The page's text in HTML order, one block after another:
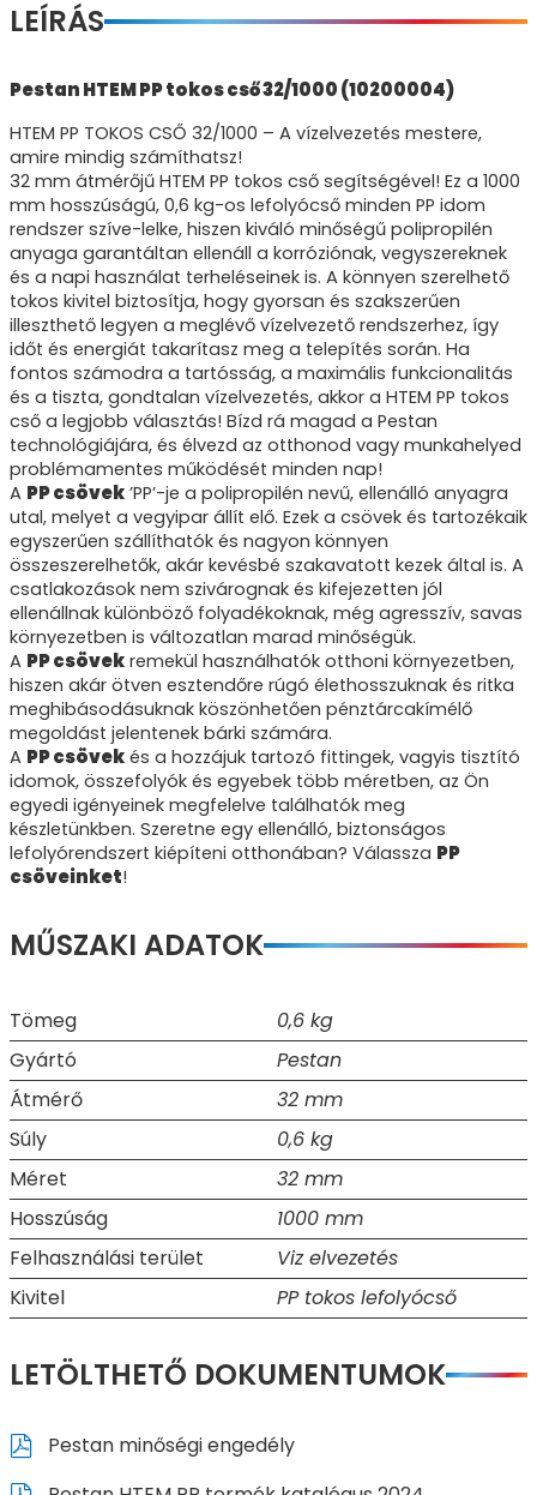
LEÍRÁS
Pestan HTEM PP tokos cső 32/1000 (10200004)
HTEM PP TOKOS CSŐ 32/1000 – A vízelvezetés mestere,
amire mindig számíthatsz!
32 mm átmérőjű HTEM PP tokos cső segítségével! Ez a 1000
mm hosszúságú, 0,6 kg-os lefolyócső minden PP idom
rendszer szíve-lelke, hiszen kiváló minőségű polipropilén
anyaga garantáltan ellenáll a korróziónak, vegyszereknek
és a napi használat terheléseinek is. A könnyen szerelhető
tokos kivitel biztosítja, hogy gyorsan és szakszerűen
illeszthető legyen a meglévő vízelvezető rendszerhez, így
időt és energiát takarítasz meg a telepítés során. Ha
fontos számodra a tartósság, a maximális funkcionalitás
és a tiszta, gondtalan vízelvezetés, akkor a HTEM PP tokos
cső a legjobb választás! Bízd rá magad a Pestan
technológiájára, és élvezd az otthonod vagy munkahelyed
problémamentes működését minden nap!
A PP csövek ’PP’-je a polipropilén nevű, ellenálló anyagra
utal, melyet a vegyipar állít elő. Ezek a csövek és tartozékaik
egyszerűen szállíthatók és nagyon könnyen
összeszerelhetők, akár kevésbé szakavatott kezek által is. A
csatlakozások nem szivárognak és kifejezetten jól
ellenállnak különböző folyadékoknak, még agresszív, savas
környezetben is változatlan marad minőségük.
A PP csövek remekül használhatók otthoni környezetben,
hiszen akár ötven esztendőre rúgó élethosszuknak és ritka
meghibásodásuknak köszönhetően pénztárcakímélő
megoldást jelentenek bárki számára.
A PP csövek és a hozzájuk tartozó fittingek, vagyis tisztító
idomok, összefolyók és egyebek több méretben, az Ön
egyedi igényeinek megfelelve találhatók meg
készletünkben. Szeretne egy ellenálló, biztonságos
lefolyórendszert kiépíteni otthonában? Válassza PP
csöveinket!
MŰSZAKI ADATOK
Tömeg
0,6 kg
Gyártó
Pestan
Átmérő
32 mm
Súly
0,6 kg
Méret
32 mm
Hosszúság
1000 mm
Felhasználási terület
Viz elvezetés
Kivitel
PP tokos lefolyócső
LETÖLTHETŐ DOKUMENTUMOK
Pestan minőségi engedély